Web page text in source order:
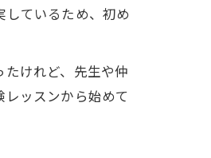
ているため、初め
けれど、先生や仲
ッスンから始めて